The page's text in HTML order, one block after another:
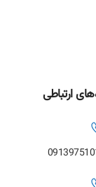
ارتباطی